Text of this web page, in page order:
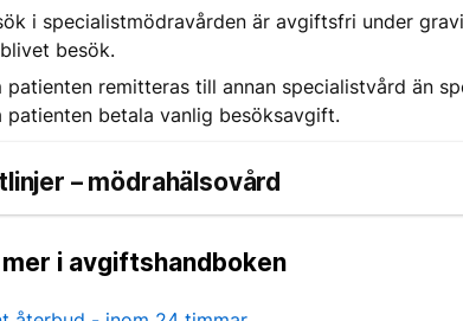
i specialistmödravården är avgiftsfri under
besök.
patienten remitteras till annan specialistvård än
patienten betala vanlig besöksavgift.
– mödrahälsovård
mer i avgiftshandboken